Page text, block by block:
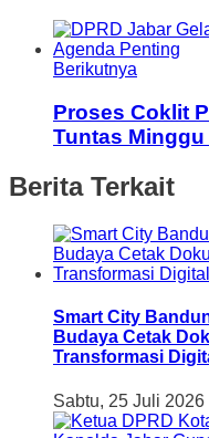
Berikutnya
Proses Coklit
Tuntas Minggu
Berita Terkait
Smart City
Budaya Cetak
Transformasi
Sabtu, 25 Juli 2026